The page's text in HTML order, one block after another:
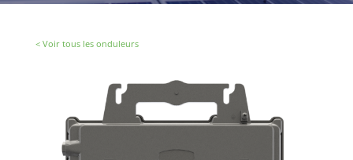
< Voir tous les onduleurs